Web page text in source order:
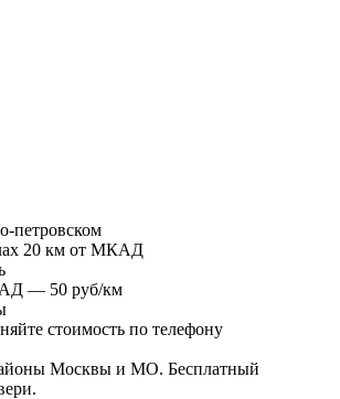
петровском
20 км от МКАД
— 50 руб/км
стоимость по телефону
Москвы и МО. Бесплатный